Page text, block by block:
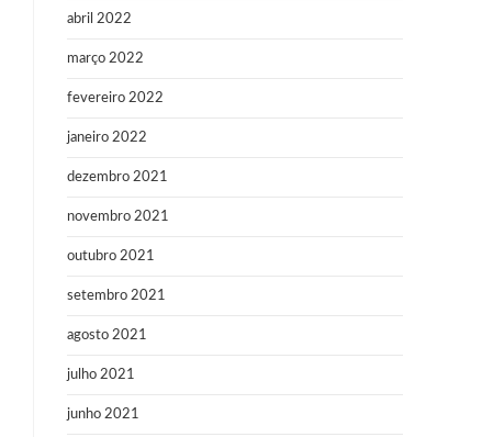
abril 2022
março 2022
fevereiro 2022
janeiro 2022
dezembro 2021
novembro 2021
outubro 2021
setembro 2021
agosto 2021
julho 2021
junho 2021